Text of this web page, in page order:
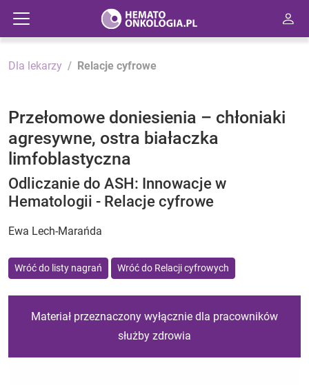
Dla lekarzy Relacje cyfrowe
Przełomowe doniesienia – chłoniaki
agresywne, ostra białaczka
limfoblastyczna
Odliczanie do ASH: Innowacje w
Hematologii - Relacje cyfrowe
Ewa Lech-Marańda
Wróć do listy nagrań Wróć do Relacji cyfrowych
Materiał przeznaczony wyłącznie dla pracowników
służby zdrowia